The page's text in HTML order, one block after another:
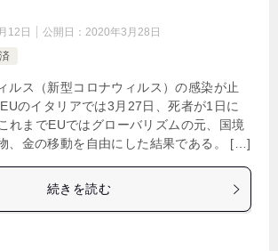
12日 公開日： 2020年3月28日
ルス（新型コロナウィルス）の感染が止
のイタリアでは3月27日、死者が1日に
れまでEUではグローバリズムの元、国境
、金の移動を自由にした結果である。 […]
続きを読む